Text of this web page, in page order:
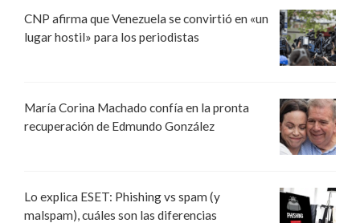
CNP afirma que Venezuela se convirtió en «un
lugar hostil» para los periodistas
María Corina Machado confía en la pronta
recuperación de Edmundo González
Lo explica ESET: Phishing vs spam (y
malspam), cuáles son las diferencias